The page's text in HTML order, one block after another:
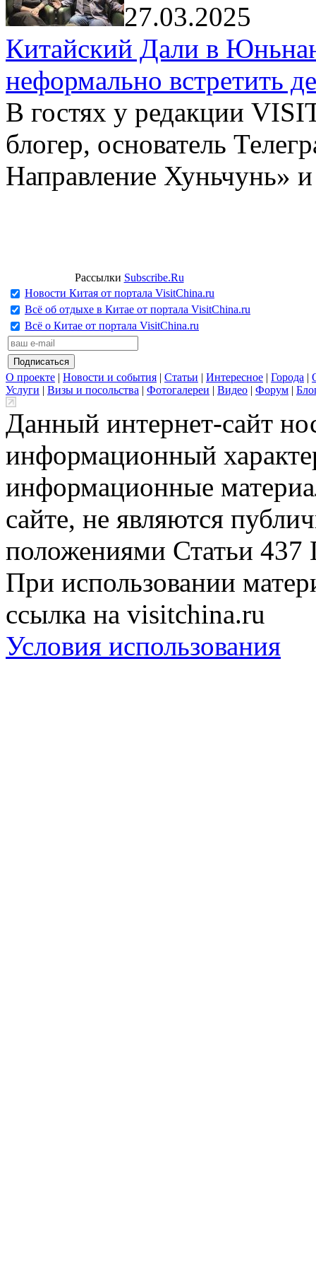
27.03.2025
Китайский Дали в
неформально встретить
В гостях у редакции
блогер, основатель
Направление Хуньчунь»
Рассылки Subscribe.Ru
Новости Китая от портала VisitChina.ru
Всё об отдыхе в Китае от портала VisitChina.ru
Всё о Китае от портала VisitChina.ru
О проекте | Новости и события | Статьи | Интересное | Города |
Услуги | Визы и посольства | Фотогалереи | Видео | Форум |
Данный интернет-сайт
информационный
информационные
сайте, не являются
положениями Статьи 437
При использовании
ссылка на visitchina.ru
Условия использования